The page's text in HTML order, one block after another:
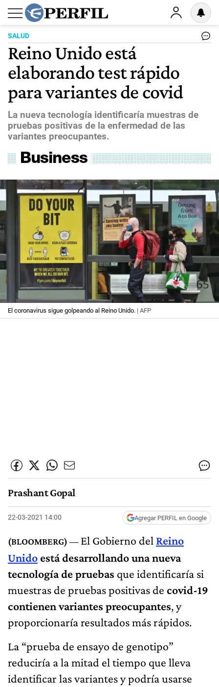
SALUD
Reino Unido está
elaborando test rápido
para variantes de covid
La nueva tecnología identificaría muestras de
pruebas positivas de la enfermedad de las
variantes preocupantes.
El coronavirus sigue golpeando al Reino Unido. | AFP
Prashant Gopal
22-03-2021 14:00 Agregar PERFIL en Google
El Gobierno del Reino
Unido está desarrollando una nueva
tecnología de pruebas que identificaría si
muestras de pruebas positivas de covid-19
contienen variantes preocupantes, y
proporcionaría resultados más rápidos.
La “prueba de ensayo de genotipo”
reduciría a la mitad el tiempo que lleva
identificar las variantes y podría usarse